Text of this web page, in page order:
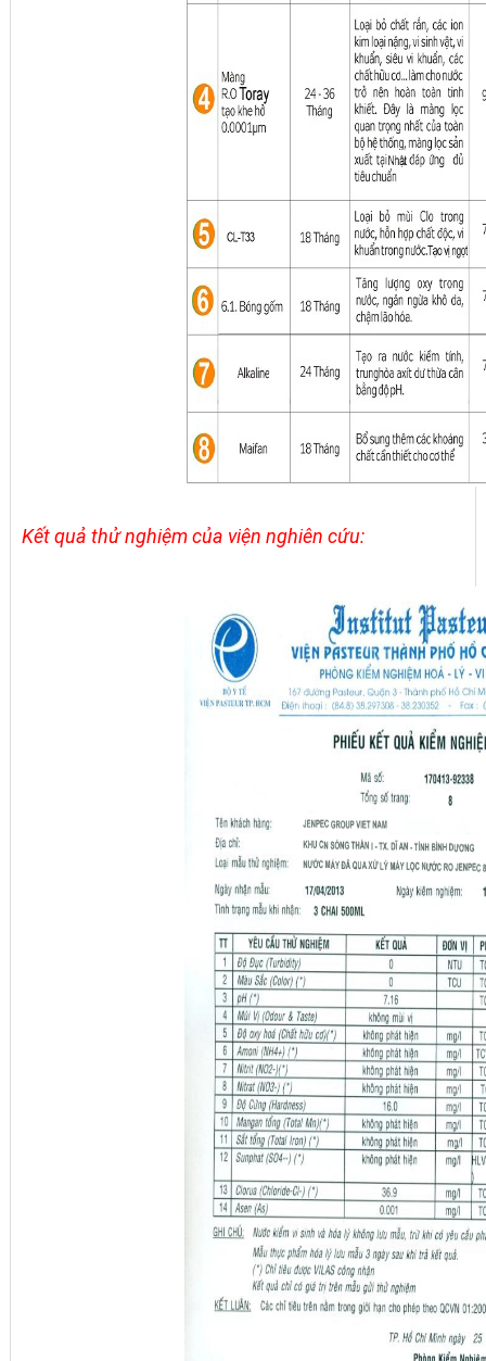
Kết quả thử nghiệm của viện nghiên cứu: